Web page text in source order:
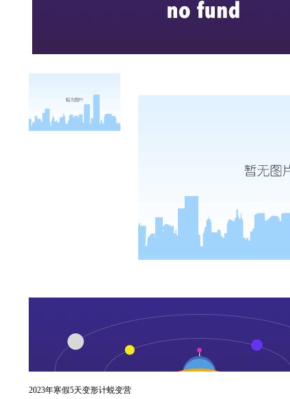
五天时间，上海西点将孩子们打造了一个开放式
度体验军事、农事项目，培养孩子生活技能与社会
2023年寒假5天变形计蜕变营